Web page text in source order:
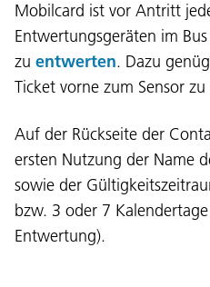
Mobilcard ist vor Antritt
Entwertungsgeräten im
zu entwerten. Dazu
Ticket vorne zum Sensor
Auf der Rückseite der
ersten Nutzung der Name
sowie der
bzw. 3 oder 7
Entwertung).